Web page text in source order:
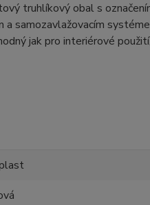
truhlíkový obal s
samozavlažovacím
jak pro interiérové